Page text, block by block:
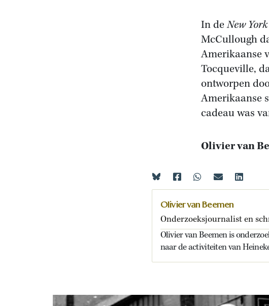
In deNew
McCullough
Amerikaanse
Tocqueville,
ontworpen
Amerikaanse
cadeau was
Olivier van
Olivier van Beemen
Onderzoeksjournalist en
Olivier van Beemen is
naar de activiteiten van